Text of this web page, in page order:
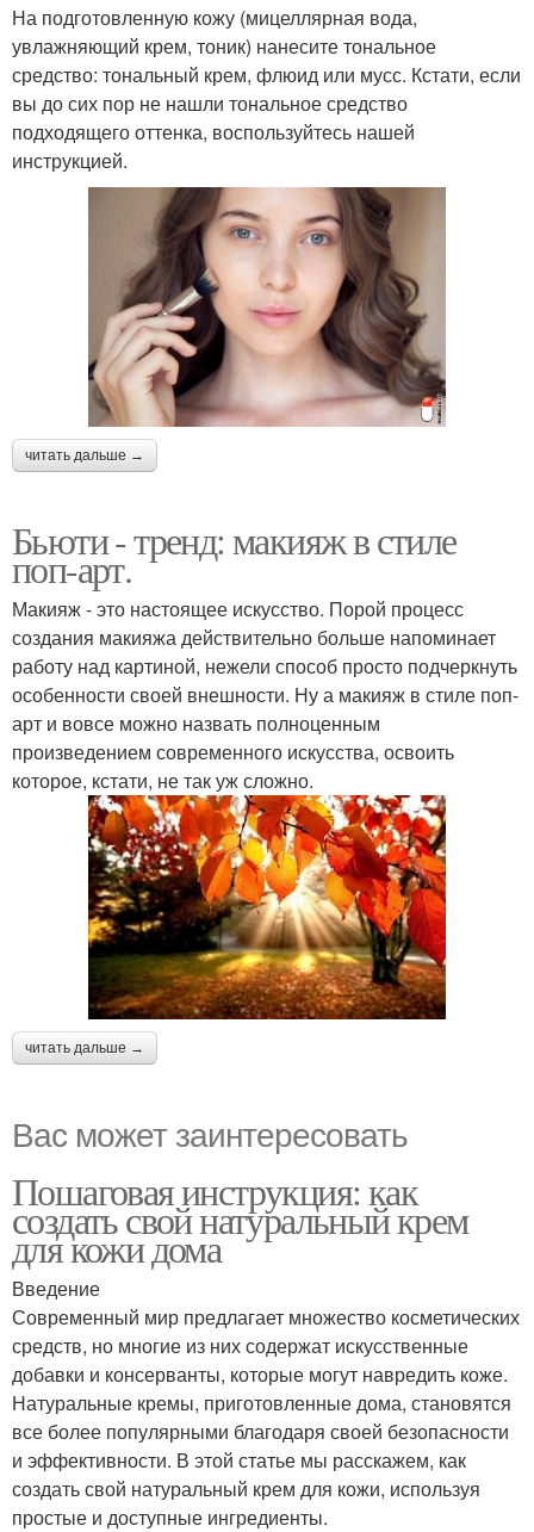
На подготовленную кожу (мицеллярная вода,
увлажняющий крем, тоник) нанесите тональное
средство: тональный крем, флюид или мусс. Кстати, если
вы до сих пор не нашли тональное средство
подходящего оттенка, воспользуйтесь нашей
инструкцией.
читать дальше →
Бьюти - тренд: макияж в стиле
поп-арт.
Макияж - это настоящее искусство. Порой процесс
создания макияжа действительно больше напоминает
работу над картиной, нежели способ просто подчеркнуть
особенности своей внешности. Ну а макияж в стиле поп-
арт и вовсе можно назвать полноценным
произведением современного искусства, освоить
которое, кстати, не так уж сложно.
читать дальше →
Вас может заинтересовать
Пошаговая инструкция: как
создать свой натуральный крем
для кожи дома
Введение
Современный мир предлагает множество косметических
средств, но многие из них содержат искусственные
добавки и консерванты, которые могут навредить коже.
Натуральные кремы, приготовленные дома, становятся
все более популярными благодаря своей безопасности
и эффективности. В этой статье мы расскажем, как
создать свой натуральный крем для кожи, используя
простые и доступные ингредиенты.